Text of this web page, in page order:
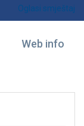
Oglasi smještaj
Web info